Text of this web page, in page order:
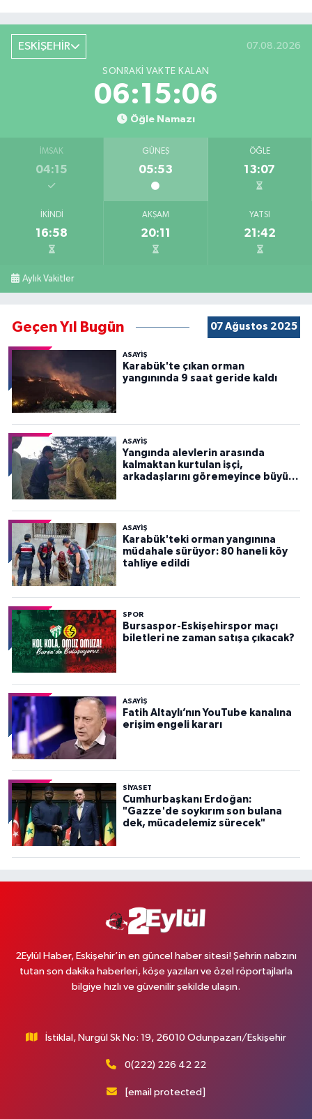
ESKİŞEHİR 07.08.2026
SONRAKI VAKTE KALAN
06:15:06
Öğle Namazı
İMSAK
04:15
GÜNEŞ
05:53
ÖĞLE
13:07
İKINDI
16:58
AKŞAM
20:11
YATSI
21:42
Aylık Vakitler
Geçen Yıl Bugün 07 Ağustos 2025
ASAYİŞ
Karabük'te çıkan orman
yangınında 9 saat geride kaldı
ASAYİŞ
Yangında alevlerin arasında
kalmaktan kurtulan işçi,
arkadaşlarını göremeyince büyük
ASAYİŞ
Karabük'teki orman yangınına
müdahale sürüyor: 80 haneli köy
tahliye edildi
SPOR
Bursaspor-Eskişehirspor maçı
biletleri ne zaman satışa çıkacak?
ASAYİŞ
Fatih Altaylı’nın YouTube kanalına
erişim engeli kararı
SİYASET
Cumhurbaşkanı Erdoğan:
"Gazze'de soykırım son bulana
dek, mücadelemiz sürecek"
2Eylül Haber, Eskişehir’in en güncel haber sitesi! Şehrin nabzını
tutan son dakika haberleri, köşe yazıları ve özel röportajlarla
bilgiye hızlı ve güvenilir şekilde ulaşın.
İstiklal, Nurgül Sk No: 19, 26010 Odunpazarı/Eskişehir
0(222) 226 42 22
[email protected]